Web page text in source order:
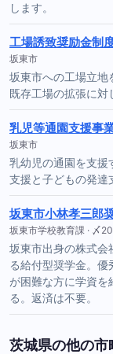
します。
工場誘致奨励金制
坂東市
坂東市への工場立地
既存工場の拡張に対
乳児等通園支援事
坂東市
乳幼児の通園を支援
支援と子どもの発達
坂東市小林孝三郎
坂東市学校教育課 · 〆
坂東市出身の株式会
る給付型奨学金。
が困難な方に学資を
る。返済は不要。
茨城県の他の市